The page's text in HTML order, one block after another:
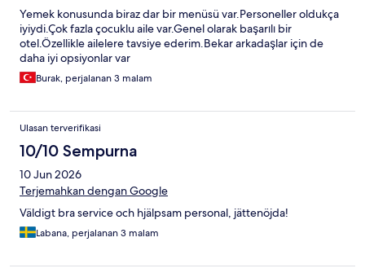
Yemek konusunda biraz dar bir menüsü var.Personeller oldukça
iyiydi.Çok fazla çocuklu aile var.Genel olarak başarılı bir
otel.Özellikle ailelere tavsiye ederim.Bekar arkadaşlar için de
daha iyi opsiyonlar var
Burak, perjalanan 3 malam
Ulasan terverifikasi
10/10 Sempurna
10 Jun 2026
Terjemahkan dengan Google
Väldigt bra service och hjälpsam personal, jättenöjda!
Labana, perjalanan 3 malam